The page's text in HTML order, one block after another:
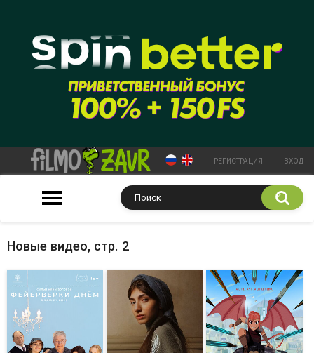
РЕГИСТРАЦИЯ ВХОД
Новые видео, стр. 2